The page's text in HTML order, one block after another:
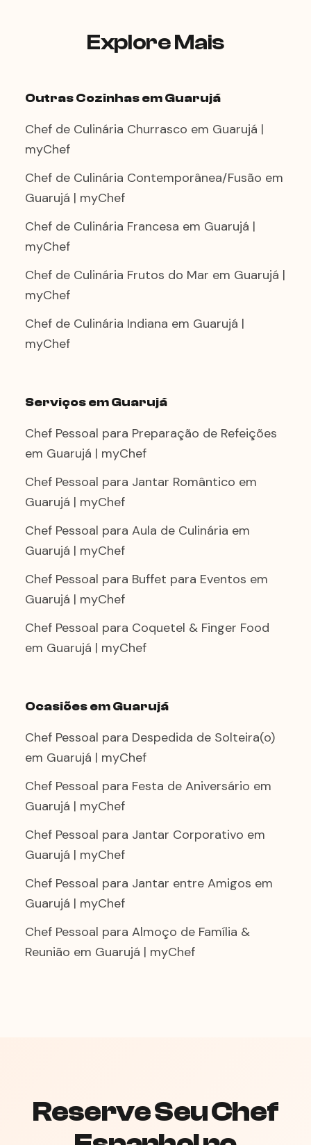
adequado para o preparo da paella. O
chef faz uma rápida vistoria de cozinha ao
Explore Mais
Outras Cozinhas em Guarujá
Chef de Culinária Churrasco em Guarujá |
myChef
Chef de Culinária Contemporânea/Fusão em
Guarujá | myChef
Chef de Culinária Francesa em Guarujá |
myChef
Chef de Culinária Frutos do Mar em Guarujá |
myChef
Chef de Culinária Indiana em Guarujá |
myChef
Serviços em Guarujá
Chef Pessoal para Preparação de Refeições
em Guarujá | myChef
Chef Pessoal para Jantar Romântico em
Guarujá | myChef
Chef Pessoal para Aula de Culinária em
Guarujá | myChef
Chef Pessoal para Buffet para Eventos em
Guarujá | myChef
Chef Pessoal para Coquetel & Finger Food
em Guarujá | myChef
Ocasiões em Guarujá
Chef Pessoal para Despedida de Solteira(o)
em Guarujá | myChef
Chef Pessoal para Festa de Aniversário em
Guarujá | myChef
Chef Pessoal para Jantar Corporativo em
Guarujá | myChef
Chef Pessoal para Jantar entre Amigos em
Guarujá | myChef
Chef Pessoal para Almoço de Família &
Reunião em Guarujá | myChef
Reserve Seu Chef